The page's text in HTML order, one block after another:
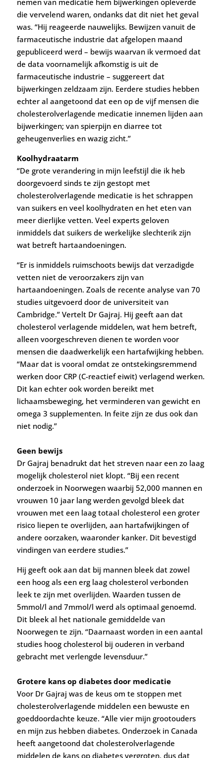
die vervelend waren, ondanks dat dit niet het geval
was. “Hij reageerde nauwelijks. Bewijzen vanuit de
farmaceutische industrie dat afgelopen maand
gepubliceerd werd – bewijs waarvan ik vermoed dat
de data voornamelijk afkomstig is uit de
farmaceutische industrie – suggereert dat
bijwerkingen zeldzaam zijn. Eerdere studies hebben
echter al aangetoond dat een op de vijf mensen die
cholesterolverlagende medicatie innemen lijden aan
bijwerkingen; van spierpijn en diarree tot
geheugenverlies en wazig zicht.”
Koolhydraatarm
“De grote verandering in mijn leefstijl die ik heb
doorgevoerd sinds te zijn gestopt met
cholesterolverlagende medicatie is het schrappen
van suikers en veel koolhydraten en het eten van
meer dierlijke vetten. Veel experts geloven
inmiddels dat suikers de werkelijke slechterik zijn
wat betreft hartaandoeningen.
“Er is inmiddels ruimschoots bewijs dat verzadigde
vetten niet de veroorzakers zijn van
hartaandoeningen. Zoals de recente analyse van 70
studies uitgevoerd door de universiteit van
Cambridge.” Vertelt Dr Gajraj. Hij geeft aan dat
cholesterol verlagende middelen, wat hem betreft,
alleen voorgeschreven dienen te worden voor
mensen die daadwerkelijk een hartafwijking hebben.
“Maar dat is vooral omdat ze ontstekingsremmend
werken door CRP (C-reactief eiwit) verlagend werken.
Dit kan echter ook worden bereikt met
lichaamsbeweging, het verminderen van gewicht en
omega 3 supplementen. In feite zijn ze dus ook dan
niet nodig.”
Geen bewijs
Dr Gajraj benadrukt dat het streven naar een zo laag
mogelijk cholesterol niet klopt. “Bij een recent
onderzoek in Noorwegen waarbij 52,000 mannen en
vrouwen 10 jaar lang werden gevolgd bleek dat
vrouwen met een laag totaal cholesterol een groter
risico liepen te overlijden, aan hartafwijkingen of
andere oorzaken, waaronder kanker. Dit bevestigd
vindingen van eerdere studies.”
Hij geeft ook aan dat bij mannen bleek dat zowel
een hoog als een erg laag cholesterol verbonden
leek te zijn met overlijden. Waarden tussen de
5mmol/l and 7mmol/l werd als optimaal genoemd.
Dit bleek al het nationale gemiddelde van
Noorwegen te zijn. “Daarnaast worden in een aantal
studies hoog cholesterol bij ouderen in verband
gebracht met verlengde levensduur.”
Grotere kans op diabetes door medicatie
Voor Dr Gajraj was de keus om te stoppen met
cholesterolverlagende middelen een bewuste en
goeddoordachte keuze. “Alle vier mijn grootouders
en mijn zus hebben diabetes. Onderzoek in Canada
heeft aangetoond dat cholesterolverlagende
middelen de kans op diabetes vergroten, dus dat